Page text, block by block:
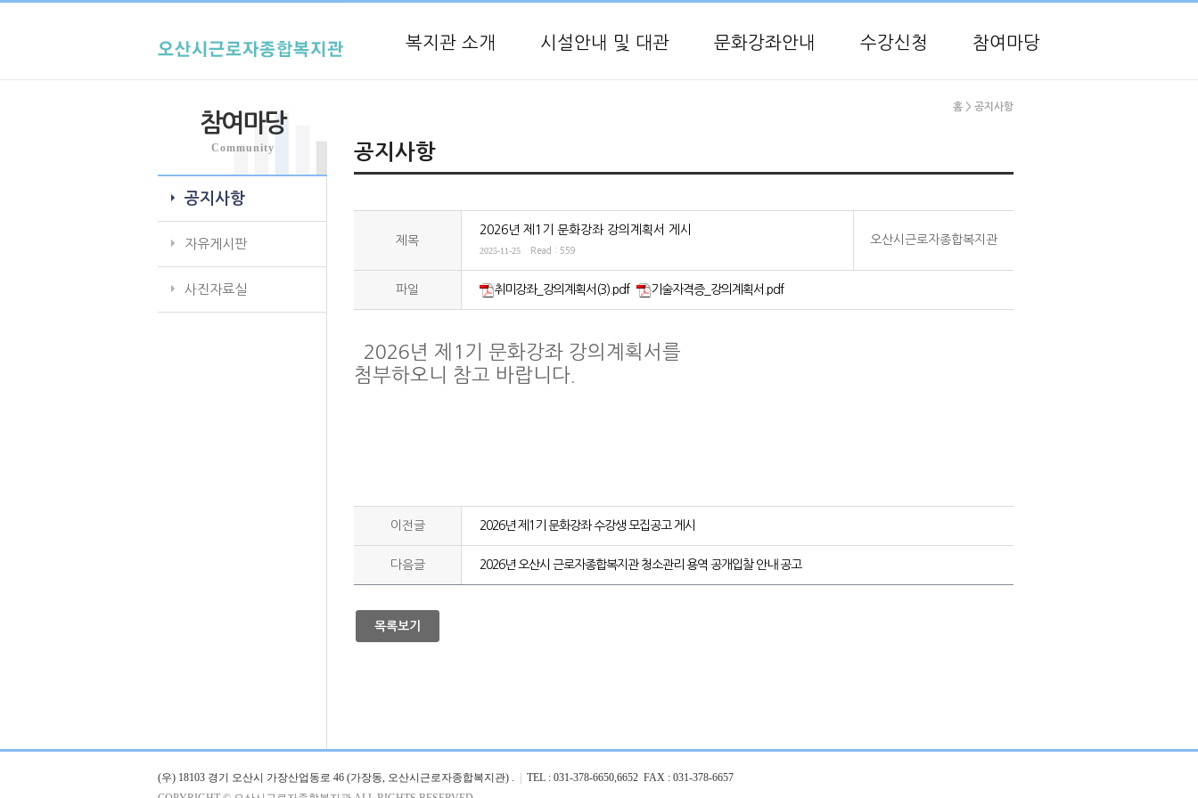
복지관 소개 시설안내 및 대관 문화강좌안내 수강신청 참여마당
참여마당
Community
공지사항
자유게시판
사진자료실
홈 > 공지사항
공지사항
제목
2026년 제1기 문화강좌 강의계획서 게시
2025-11-25 Read : 559
오산시근로자종합복지관
파일 취미강좌_강의계획서(3).pdf 기술자격증_강의계획서.pdf
`2026년 제1기 문화강좌 강의계획서를
첨부하오니 참고 바랍니다.
이전글 2026년 제1기 문화강좌 수강생 모집공고 게시
다음글 2026년 오산시 근로자종합복지관 청소관리 용역 공개입찰 안내 공고
목록보기
(우) 18103 경기 오산시 가장산업동로 46 (가장동, 오산시근로자종합복지관) .
TEL : 031-378-6650,6652 FAX : 031-378-6657